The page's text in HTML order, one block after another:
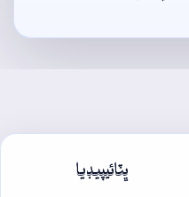
ڀٽائيپيڊيا